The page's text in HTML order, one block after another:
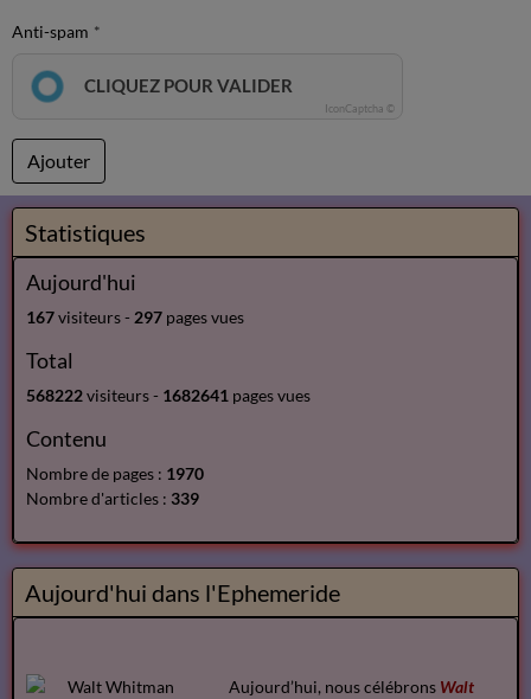
Anti-spam
CLIQUEZ POUR VALIDER
IconCaptcha ©
Ajouter
Statistiques
Aujourd'hui
167visiteurs - 297 pages vues
Total
568222visiteurs - 1682641 pages vues
Contenu
Nombre de pages : 1970
Nombre d'articles : 339
Aujourd'hui dans l'Ephemeride
Aujourd’hui, nous célébrons Walt